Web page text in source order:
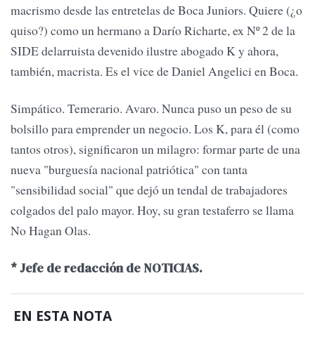
macrismo desde las entretelas de Boca Juniors. Quiere (¿o
quiso?) como un hermano a Darío Richarte, ex Nº 2 de la
SIDE delarruista devenido ilustre abogado K y ahora,
también, macrista. Es el vice de Daniel Angelici en Boca.
Simpático. Temerario. Avaro. Nunca puso un peso de su
bolsillo para emprender un negocio. Los K, para él (como
tantos otros), significaron un milagro: formar parte de una
nueva "burguesía nacional patriótica" con tanta
"sensibilidad social" que dejó un tendal de trabajadores
colgados del palo mayor. Hoy, su gran testaferro se llama
No Hagan Olas.
* Jefe de redacción de NOTICIAS.
EN ESTA NOTA